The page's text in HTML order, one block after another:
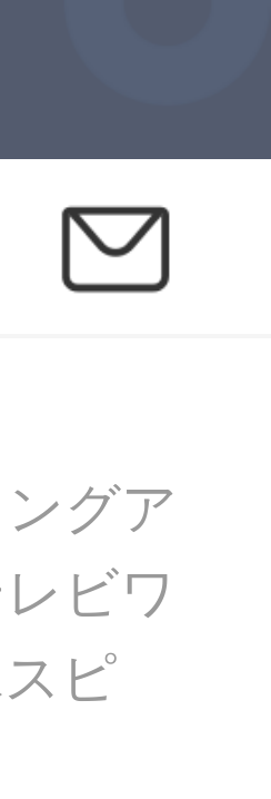
グア
ビワ
ピ